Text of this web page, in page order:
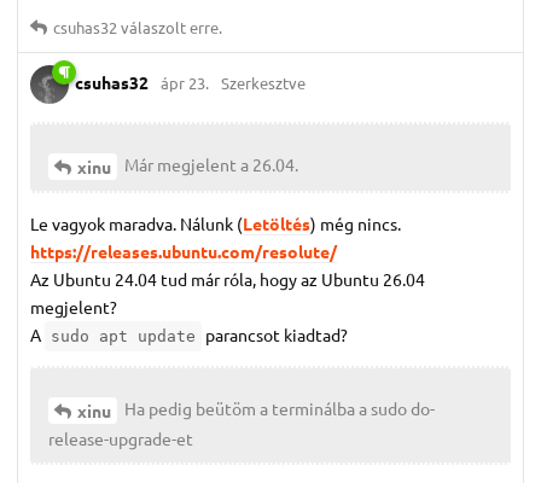
csuhas32 válaszolt erre.
csuhas32 ápr 23. Szerkesztve
xinu Már megjelent a 26.04.
Le vagyok maradva. Nálunk (Letöltés) még nincs.
https://releases.ubuntu.com/resolute/
Az Ubuntu 24.04 tud már róla, hogy az Ubuntu 26.04
megjelent?
A sudo apt update parancsot kiadtad?
xinu
Ha pedig beütöm a terminálba a sudo do-
release-upgrade-et